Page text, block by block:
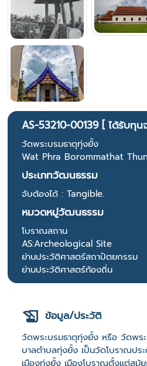
AS-53210-00139 [ ได้รับทุน
วัดพระบรมธาตุทุ่งยั้ง
Wat Phra Borommathat
ประเภทวัฒนธรรม
จับต้องได้ : Tangible.
หมวดหมู่วัฒนธรรม
โบราณสถาน
AS:Archeological Site
ย่านประวัติศาสตร์สถาปัตยกรรม
ย่านประวัติศาสตร์ท้องถิ่น
ข้อมูล/ประวัติ
วัดพระบรมธาตุทุ่งยั้ง หรือ วัดพร
บาลตําบลทุ่งยั้ง เป็นวัดโบราณประ
เมืองทุ่งยั้ง เมืองโบราณตั้งแต่สมั